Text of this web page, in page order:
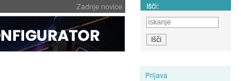
Zadnje novice Išči:
Prijava